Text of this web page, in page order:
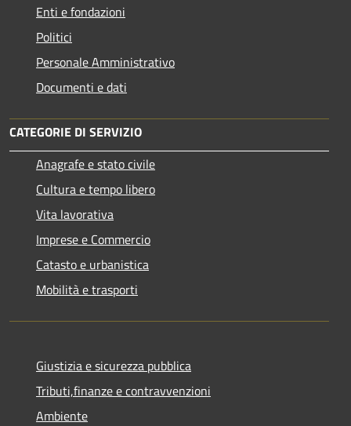
Enti e fondazioni
Politici
Personale Amministrativo
Documenti e dati
CATEGORIE DI SERVIZIO
Anagrafe e stato civile
Cultura e tempo libero
Vita lavorativa
Imprese e Commercio
Catasto e urbanistica
Mobilità e trasporti
Giustizia e sicurezza pubblica
Tributi,finanze e contravvenzioni
Ambiente